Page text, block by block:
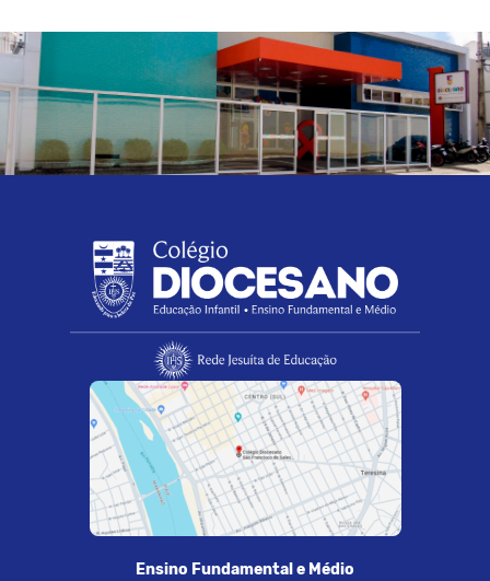
Ensino Fundamental e Médio